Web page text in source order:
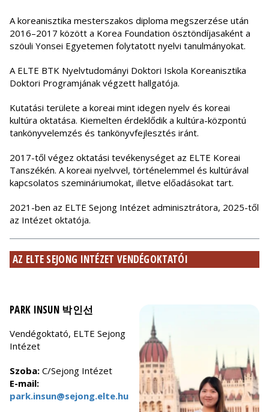
A koreanisztika mesterszakos diploma megszerzése után
2016–2017 között a Korea Foundation ösztöndíjasaként a
szöuli Yonsei Egyetemen folytatott nyelvi tanulmányokat.
A ELTE BTK Nyelvtudományi Doktori Iskola Koreanisztika
Doktori Programjának végzett hallgatója.
Kutatási területe a koreai mint idegen nyelv és koreai
kultúra oktatása. Kiemelten érdeklődik a kultúra-központú
tankönyvelemzés és tankönyvfejlesztés iránt.
2017-től végez oktatási tevékenységet az ELTE Koreai
Tanszékén. A koreai nyelvvel, történelemmel és kultúrával
kapcsolatos szemináriumokat, illetve előadásokat tart.
2021-ben az ELTE Sejong Intézet adminisztrátora, 2025-től
az Intézet oktatója.
AZ ELTE SEJONG INTÉZET VENDÉGOKTATÓI
PARK INSUN 박인선
Vendégoktató, ELTE Sejong
Intézet
Szoba: C/Sejong Intézet
E-mail:
park.insun@sejong.elte.hu